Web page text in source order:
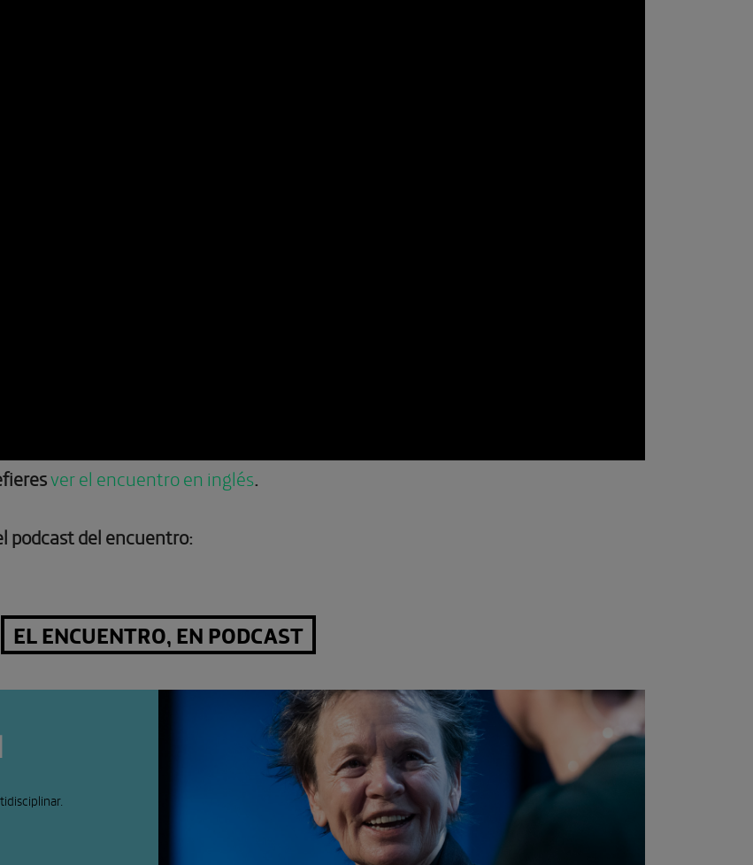
ver el encuentro en inglés.
podcast del encuentro:
EL ENCUENTRO, EN PODCAST